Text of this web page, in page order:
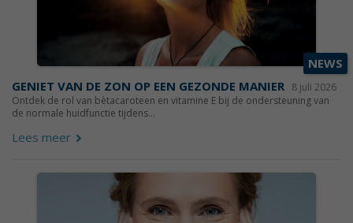
NEWS
GENIET VAN DE ZON OP EEN GEZONDE MANIER 8 juli 2026
Ontdek de rol van bètacaroteen en vitamine E bij de ondersteuning van
de normale huidfunctie tijdens...
Lees meer